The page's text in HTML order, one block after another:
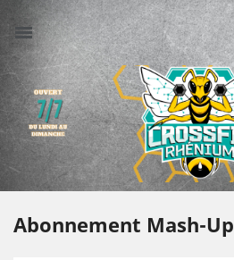
Abonnement Mash-Up